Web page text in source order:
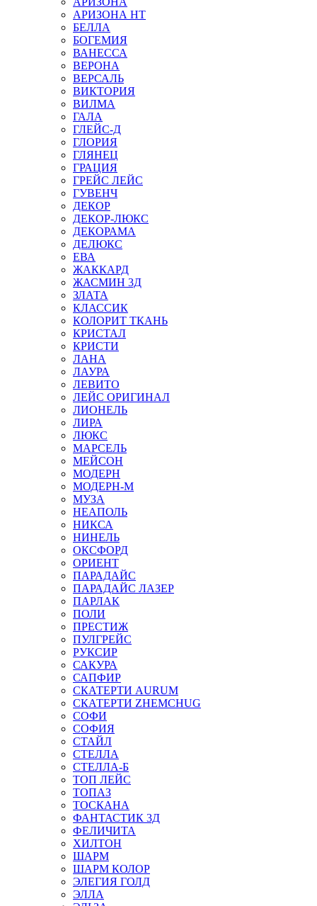
АРИЗОНА НТ
БЕЛЛА
БОГЕМИЯ
ВАНЕССА
ВЕРОНА
ВЕРСАЛЬ
ВИКТОРИЯ
ВИЛМА
ГАЛА
ГЛЕЙС-Д
ГЛОРИЯ
ГЛЯНЕЦ
ГРАЦИЯ
ГРЕЙС ЛЕЙС
ГУВЕНЧ
ДЕКОР
ДЕКОР-ЛЮКС
ДЕКОРАМА
ДЕЛЮКС
ЕВА
ЖАККАРД
ЖАСМИН 3Д
ЗЛАТА
КЛАССИК
КОЛОРИТ ТКАНЬ
КРИСТАЛ
КРИСТИ
ЛАНА
ЛАУРА
ЛЕВИТО
ЛЕЙС ОРИГИНАЛ
ЛИОНЕЛЬ
ЛИРА
ЛЮКС
МАРСЕЛЬ
МЕЙСОН
МОДЕРН
МОДЕРН-М
МУЗА
НЕАПОЛЬ
НИКСА
НИНЕЛЬ
ОКСФОРД
ОРИЕНТ
ПАРАДАЙС
ПАРАДАЙС ЛАЗЕР
ПАРЛАК
ПОЛИ
ПРЕСТИЖ
ПУЛГРЕЙС
РУКСИР
САКУРА
САПФИР
СКАТЕРТИ AURUM
СКАТЕРТИ ZHEMCHUG
СОФИ
СОФИЯ
СТАЙЛ
СТЕЛЛА
СТЕЛЛА-Б
ТОП ЛЕЙС
ТОПАЗ
ТОСКАНА
ФАНТАСТИК 3Д
ФЕЛИЧИТА
ХИЛТОН
ШАРМ
ШАРМ КОЛОР
ЭЛЕГИЯ ГОЛД
ЭЛЛА